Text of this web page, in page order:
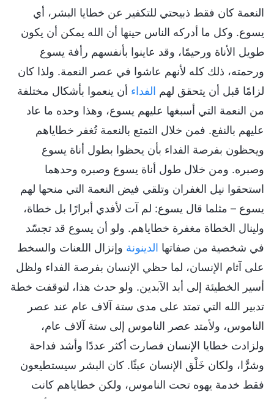
النعمة كان فقط ذبيحتي للتكفير عن خطايا البشر، أي
يسوع. وكل ما أدركه الناس حينها أن الله يمكن أن يكون
طويل الأناة ورحيمًا، وقد عاينوا بأنفسهم رأفة يسوع
ورحمته، ذلك كله لأنهم عاشوا في عصر النعمة. ولذا كان
لزامًا قبل أن يتحقق لهم الفداء أن ينعموا بأشكال مختلفة
من النعمة التي أسبغها عليهم يسوع، وهذا وحده ما عاد
عليهم بالنفع. فمن خلال التمتع بالنعمة تُغفر خطاياهم
ويحظون بفرصة الفداء بأن يحظوا بطول أناة يسوع
وصبره. ومن خلال طول أناة يسوع وصبره وحدهما
استحقوا نيل الغفران وتلقي فيض النعمة التي منحها لهم
يسوع – مثلما قال يسوع: لم آت لأفدي أبرارًا بل خطاة،
ولينال الخطاة مغفرة خطاياهم. ولو أن يسوع قد تجسّد
في شخصية من صفاتها الدينونة وإنزال اللعنات والسخط
على آثام الإنسان، لما حظي الإنسان بفرصة الفداء ولظل
أسير الخطيئة إلى أبد الآبدين. ولو حدث هذا، لتوقفت خطة
تدبير الله التي تمتد على مدى ستة آلاف عام عند عصر
الناموس، ولأمتد عصر الناموس إلى ستة آلاف عام،
ولزادت خطايا الإنسان فصارت أكثر عددًا وأشد فداحة
وشرًّا، ولكان خَلْق الإنسان عبثًا. كان البشر سيستطيعون
فقط خدمة يهوه تحت الناموس، ولكن خطاياهم كانت